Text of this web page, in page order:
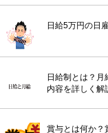
日給5万円の日
日給制とは？
内容を詳しく解
賞与とは何か？